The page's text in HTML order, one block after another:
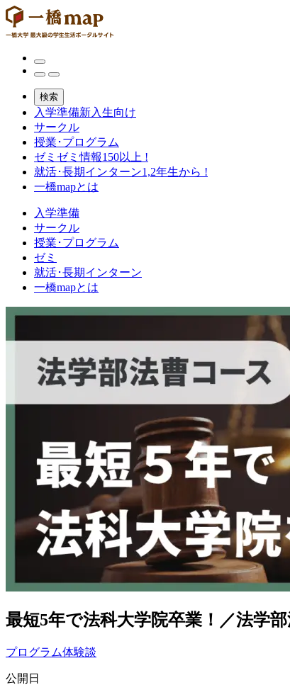
検索
入学準備新入生向け
サークル
授業･プログラム
ゼミ ゼミ情報150以上 !
就活･長期インターン1,2年生から !
一橋mapとは
入学準備
サークル
授業･プログラム
ゼミ
就活･長期インターン
一橋mapとは
最短5年で法科大学院卒業！／法学
プログラム体験談
公開日